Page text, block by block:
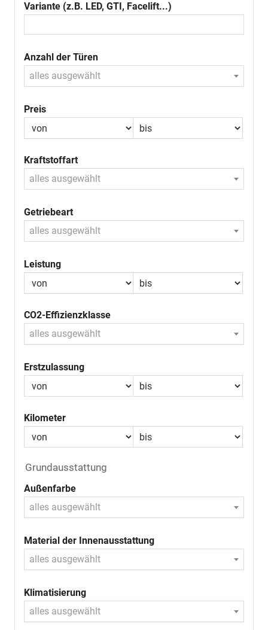
Variante (z.B. LED, GTI, Facelift...)
Anzahl der Türen
alles ausgewählt
Preis
Kraftstoffart
alles ausgewählt
Getriebeart
alles ausgewählt
Leistung
CO2-Effizienzklasse
alles ausgewählt
Erstzulassung
Kilometer
Grundausstattung
Außenfarbe
alles ausgewählt
Material der Innenausstattung
alles ausgewählt
Klimatisierung
alles ausgewählt